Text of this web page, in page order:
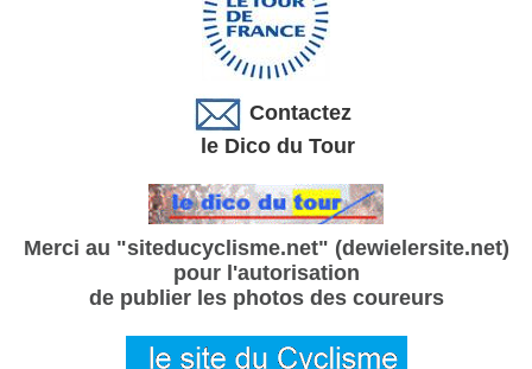
Contactez
le Dico du Tour
Merci au "siteducyclisme.net" (dewielersite.net)
pour l'autorisation
de publier les photos des coureurs